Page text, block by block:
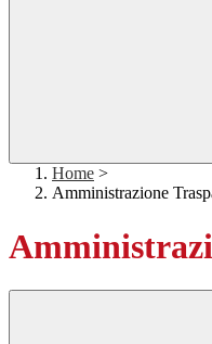
Home >
Amministrazione